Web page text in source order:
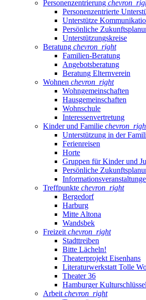
Personenzentrierung
Personenzentrierte
Unterstütze
Persönliche
Unterstützungskreise
Beratung chevron_right
Familien-Beratung
Angebotsberatung
Beratung Elternverein
Wohnen chevron_right
Wohngemeinschaften
Hausgemeinschaften
Wohnschule
Interessenvertretung
Kinder und Familie
Unterstützung in der
Ferienreisen
Horte
Gruppen für Kinder und
Persönliche
Treffpunkte chevron_right
Bergedorf
Harburg
Mitte Altona
Wandsbek
Freizeit chevron_right
Stadttreiben
Bitte Lächeln!
Theaterprojekt Eisenhans
Literaturwerkstatt Tolle
Theater 36
Hamburger Kulturschlüssel
Arbeit chevron_right